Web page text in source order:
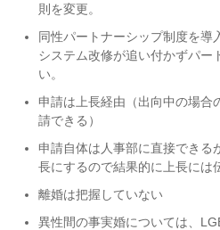
則を変更。
同性パートナーシップ制度を導
システム改修が追い付かずパー
い。
申請は上長経由（出向中の場合
請できる）
申請自体は人事部に直接できる
長にするので結果的に上長には
離婚は把握していない
異性間の事実婚については、